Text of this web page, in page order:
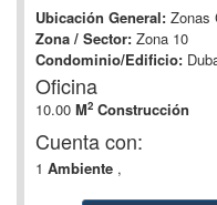
Ubicación General: Zonas
Zona / Sector: Zona 10
Condominio/Edificio:
Oficina
10.00 M2 Construcción
Cuenta con:
1 Ambiente ,